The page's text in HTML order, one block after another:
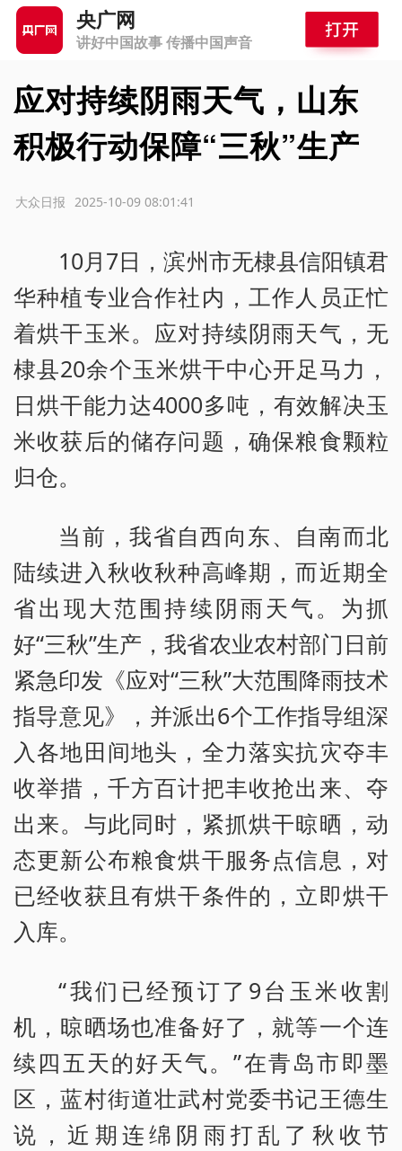
央广网
讲好中国故事 传播中国声音
应对持续阴雨天气，山东
积极行动保障“三秋”生产
2025-10-09 08:01:41
大众日报
10月7日，滨州市无棣县信阳镇君
华种植专业合作社内，工作人员正忙
着烘干玉米。应对持续阴雨天气，无
棣县20余个玉米烘干中心开足马力，
日烘干能力达4000多吨，有效解决玉
米收获后的储存问题，确保粮食颗粒
归仓。
当前，我省自西向东、自南而北
陆续进入秋收秋种高峰期，而近期全
省出现大范围持续阴雨天气。为抓
好“三秋”生产，我省农业农村部门日前
紧急印发《应对“三秋”大范围降雨技术
指导意见》，并派出6个工作指导组深
入各地田间地头，全力落实抗灾夺丰
收举措，千方百计把丰收抢出来、夺
出来。与此同时，紧抓烘干晾晒，动
态更新公布粮食烘干服务点信息，对
已经收获且有烘干条件的，立即烘干
入库。
“我们已经预订了9台玉米收割
机，晾晒场也准备好了，就等一个连
续四五天的好天气。”在青岛市即墨
区，蓝村街道壮武村党委书记王德生
说，近期连绵阴雨打乱了秋收节